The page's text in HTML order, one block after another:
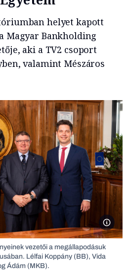
helyet kapott
Magyar Bankholding
aki a TV2 csoport
valamint Mészáros
vezetői a megállapodásuk
Lélfai Koppány (BB), Vida
Ádám (MKB).